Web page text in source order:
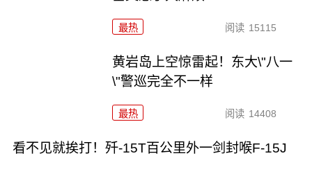
最热 阅读 15115
黄岩岛上空惊雷起！东大\"八一
\"警巡完全不一样
最热 阅读 14408
看不见就挨打！歼-15T百公里外一剑封喉F-15J